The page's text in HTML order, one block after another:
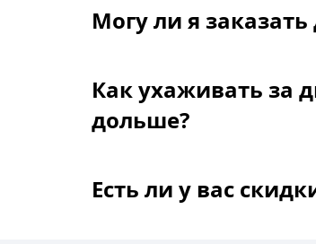
Могу ли я
Как ухаживать за
дольше?
Есть ли у вас